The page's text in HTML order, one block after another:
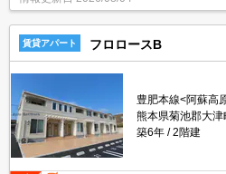
賃貸アパート フロロースB
豊肥本線<阿蘇高
熊本県菊池郡大津
築6年
2階建